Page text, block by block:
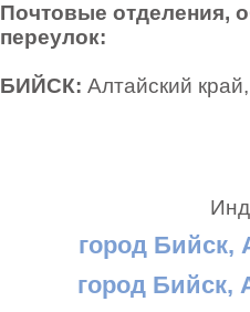
Почтовые отделения,
переулок:
БИЙСК: Алтайский
город Бийск,
город Бийск,